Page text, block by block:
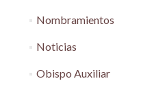
Nombramientos
Noticias
Obispo Auxiliar